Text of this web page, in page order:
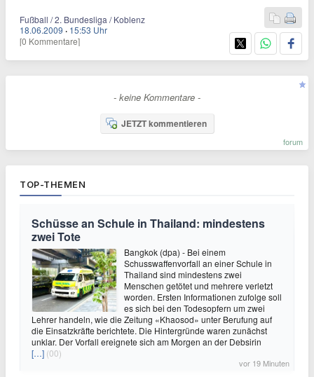
Fußball / 2. Bundesliga / Koblenz
18.06.2009 · 15:53 Uhr
[0 Kommentare]
- keine Kommentare -
JETZT kommentieren
forum
TOP-THEMEN
Schüsse an Schule in Thailand: mindestens
zwei Tote
Bangkok (dpa) - Bei einem
Schusswaffenvorfall an einer Schule in
Thailand sind mindestens zwei
Menschen getötet und mehrere verletzt
worden. Ersten Informationen zufolge soll
es sich bei den Todesopfern um zwei
Lehrer handeln, wie die Zeitung «Khaosod» unter Berufung auf
die Einsatzkräfte berichtete. Die Hintergründe waren zunächst
unklar. Der Vorfall ereignete sich am Morgen an der Debsirin
[…] (00)
vor 19 Minuten